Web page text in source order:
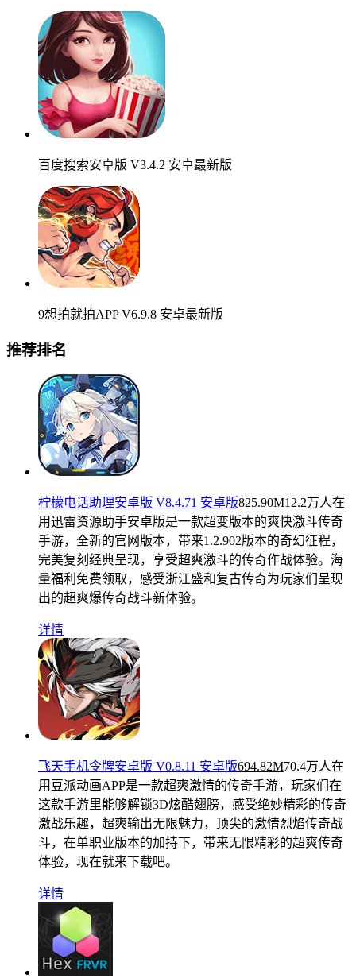
百度搜索安卓版 V3.4.2 安卓最新版
9想拍就拍APP V6.9.8 安卓最新版
推荐排名
柠檬电话助理安卓版 V8.4.71 安卓版825.90M12.2万人在
用迅雷资源助手安卓版是一款超变版本的爽快激斗传奇
手游，全新的官网版本，带来1.2.902版本的奇幻征程，
完美复刻经典呈现，享受超爽激斗的传奇作战体验。海
量福利免费领取，感受浙江盛和复古传奇为玩家们呈现
出的超爽爆传奇战斗新体验。
详情
飞天手机令牌安卓版 V0.8.11 安卓版694.82M70.4万人在
用 豆派动画APP是一款超爽激情的传奇手游，玩家们在
这款手游里能够解锁3D炫酷翅膀，感受绝妙精彩的传奇
激战乐趣，超爽输出无限魅力，顶尖的激情烈焰传奇战
斗，在单职业版本的加持下，带来无限精彩的超爽传奇
体验，现在就来下载吧。
详情